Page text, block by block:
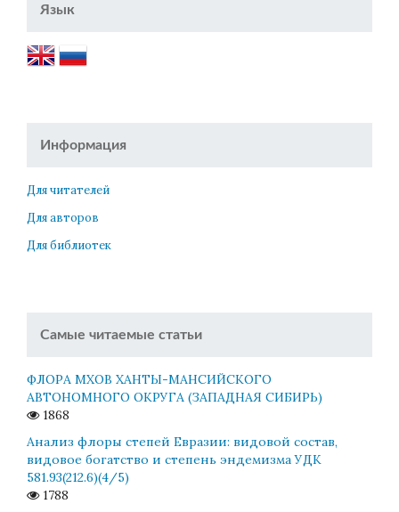
Язык
Информация
Для читателей
Для авторов
Для библиотек
Самые читаемые статьи
ФЛОРА МХОВ ХАНТЫ-МАНСИЙСКОГО
АВТОНОМНОГО ОКРУГА (ЗАПАДНАЯ СИБИРЬ)
1868
Анализ флоры степей Евразии: видовой состав,
видовое богатство и степень эндемизма УДК
581.93(212.6)(4/5)
1788